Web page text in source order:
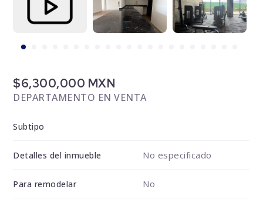
$6,300,000 MXN
DEPARTAMENTO EN VENTA
Subtipo
Detalles del inmueble No especificado
Para remodelar No